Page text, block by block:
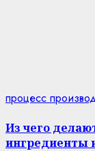
процесс
Из чего
ингредиенты